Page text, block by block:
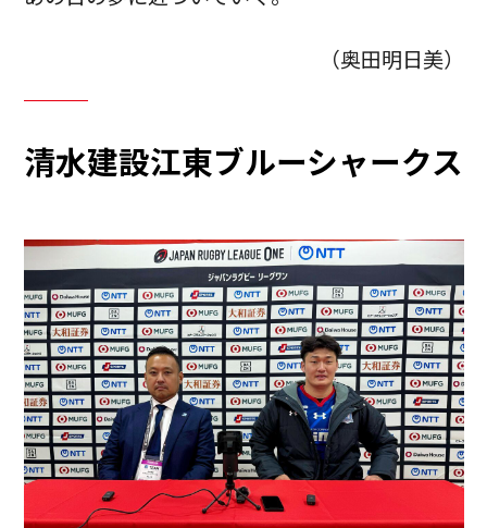
（奥田明日美）
清水建設江東ブルーシャークス